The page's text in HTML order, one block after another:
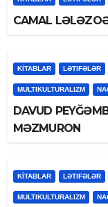
CAMAL
KİTABLAR LƏTIFƏLƏR
MULTIKULTURALIZM
DAVUD
MƏZMURON
KİTABLAR LƏTIFƏLƏR
MULTIKULTURALIZM